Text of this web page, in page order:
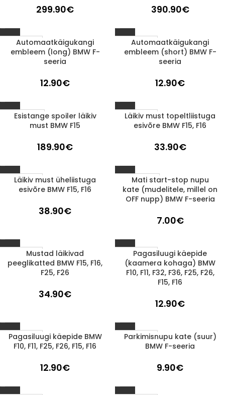
299.90€ 390.90€
1-3 D.D.
Automaatkäigukangi
embleem (long) BMW F-
seeria
12.90€
1-3 D.D.
Automaatkäigukangi
embleem (short) BMW F-
seeria
12.90€
LÄBIMÜÜDUD
Esistange spoiler läikiv
must BMW F15
189.90€
1-3 D.D.
Läikiv must topeltliistuga
esivõre BMW F15, F16
33.90€
1-3 D.D.
Läikiv must üheliistuga
esivõre BMW F15, F16
38.90€
LÄBIMÜÜDUD
Mati start-stop nupu
kate (mudelitele, millel on
OFF nupp) BMW F-seeria
7.00€
1-3 D.D.
Mustad läikivad
peeglikatted BMW F15, F16,
F25, F26
34.90€
1-3 D.D.
Pagasiluugi käepide
(kaamera kohaga) BMW
F10, F11, F32, F36, F25, F26,
F15, F16
12.90€
1-3 D.D.
Pagasiluugi käepide BMW
F10, F11, F25, F26, F15, F16
12.90€
1-3 D.D.
Parkimisnupu kate (suur)
BMW F-seeria
9.90€